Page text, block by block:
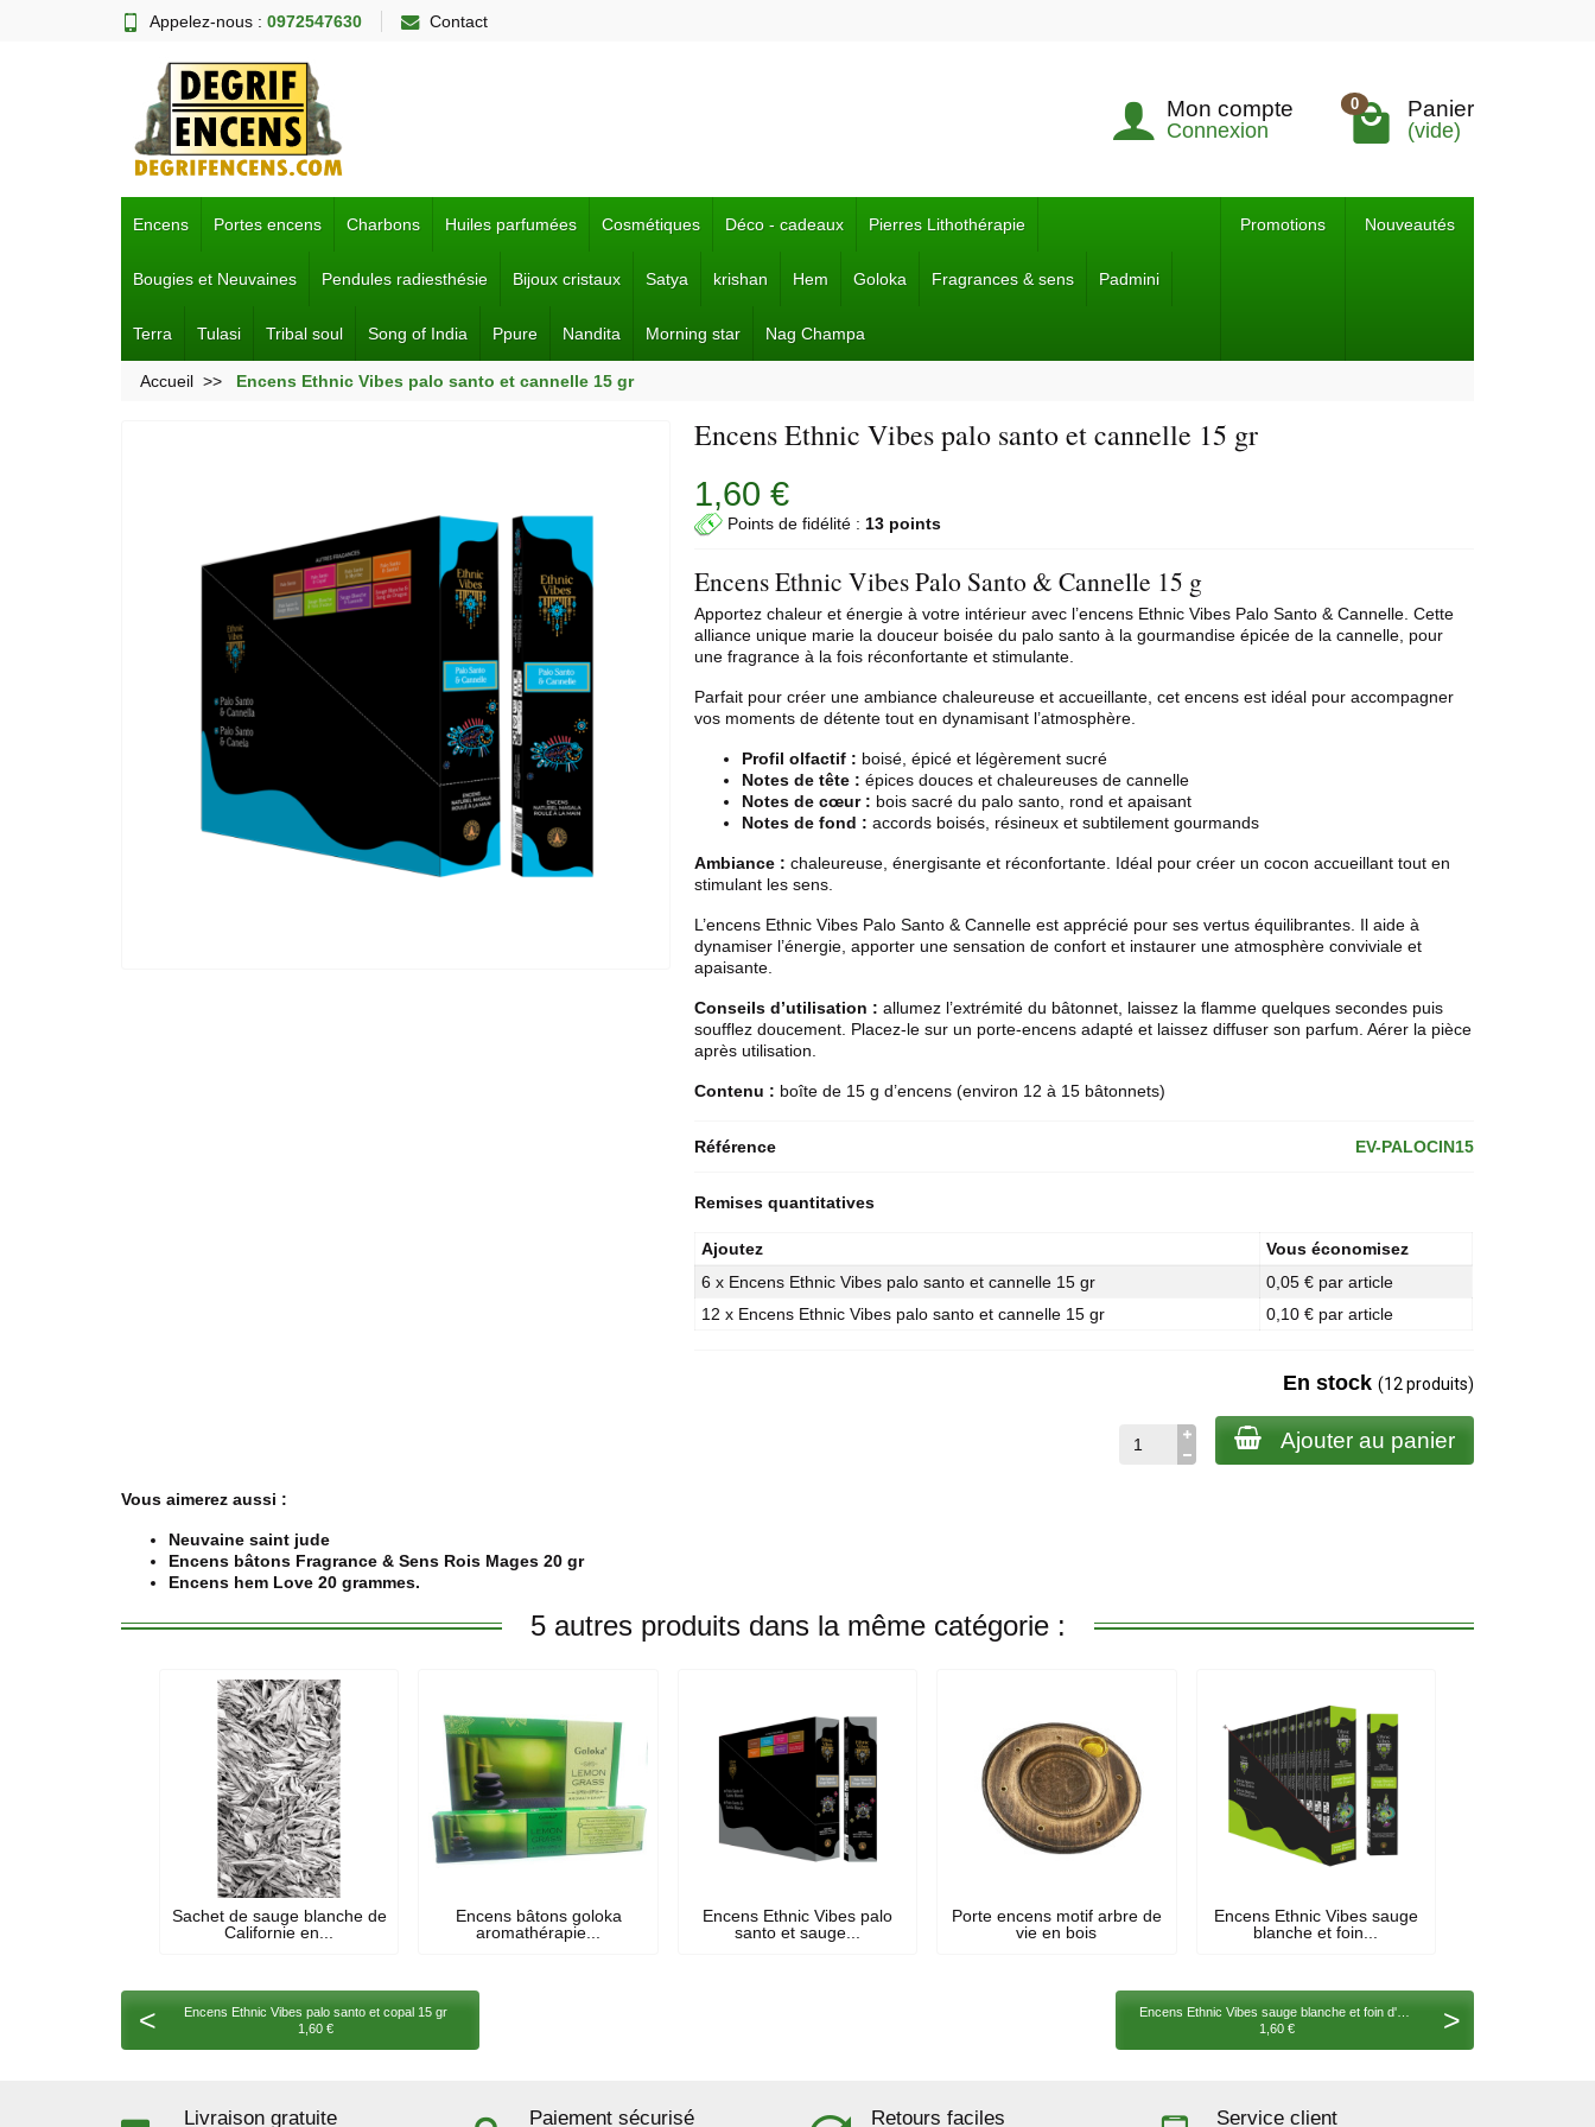
Appelez-nous : 0972547630 Contact
Mon compte
Connexion
0 Panier
(vide)
Encens Portes encens Charbons Huiles parfumées Cosmétiques Déco - cadeaux Pierres Lithothérapie
Bougies et Neuvaines Pendules radiesthésie Bijoux cristaux Satya krishan Hem Goloka Fragrances & sens Padmini
Terra Tulasi Tribal soul Song of India Ppure Nandita Morning star Nag Champa
Promotions Nouveautés
Accueil Encens Ethnic Vibes palo santo et cannelle 15 gr
Encens Ethnic Vibes palo santo et cannelle 15 gr
1,60 €
Points de fidélité : 13 points
Encens Ethnic Vibes Palo Santo & Cannelle 15 g
Apportez chaleur et énergie à votre intérieur avec l’encens Ethnic Vibes Palo Santo & Cannelle. Cette
alliance unique marie la douceur boisée du palo santo à la gourmandise épicée de la cannelle, pour
une fragrance à la fois réconfortante et stimulante.
Parfait pour créer une ambiance chaleureuse et accueillante, cet encens est idéal pour accompagner
vos moments de détente tout en dynamisant l’atmosphère.
Profil olfactif : boisé, épicé et légèrement sucré
Notes de tête : épices douces et chaleureuses de cannelle
Notes de cœur : bois sacré du palo santo, rond et apaisant
Notes de fond : accords boisés, résineux et subtilement gourmands
Ambiance : chaleureuse, énergisante et réconfortante. Idéal pour créer un cocon accueillant tout en
stimulant les sens.
L’encens Ethnic Vibes Palo Santo & Cannelle est apprécié pour ses vertus équilibrantes. Il aide à
dynamiser l’énergie, apporter une sensation de confort et instaurer une atmosphère conviviale et
apaisante.
Conseils d’utilisation : allumez l’extrémité du bâtonnet, laissez la flamme quelques secondes puis
soufflez doucement. Placez-le sur un porte-encens adapté et laissez diffuser son parfum. Aérer la pièce
après utilisation.
Contenu : boîte de 15 g d’encens (environ 12 à 15 bâtonnets)
Référence EV-PALOCIN15
Remises quantitatives
Ajoutez
Vous économisez
6 x Encens Ethnic Vibes palo santo et cannelle 15 gr
0,05 € par article
12 x Encens Ethnic Vibes palo santo et cannelle 15 gr
0,10 € par article
En stock (12 produits)
Ajouter au panier
Vous aimerez aussi :
Neuvaine saint jude
Encens bâtons Fragrance & Sens Rois Mages 20 gr
Encens hem Love 20 grammes.
5 autres produits dans la même catégorie :
Sachet de sauge blanche de
Californie en...
Encens bâtons goloka
aromathérapie...
Encens Ethnic Vibes palo
santo et sauge...
Porte encens motif arbre de
vie en bois
Encens Ethnic Vibes sauge
blanche et foin...
<
Encens Ethnic Vibes palo santo et copal 15 gr
1,60 €
Encens Ethnic Vibes sauge blanche et foin d'odeur 15 gr
1,60 €
>
Livraison gratuite Paiement sécurisé Retours faciles Service client